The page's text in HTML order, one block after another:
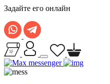
Задайте его онлайн